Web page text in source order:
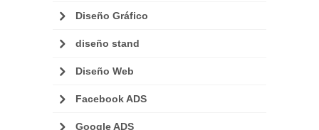
Diseño Gráfico
diseño stand
Diseño Web
Facebook ADS
Google ADS